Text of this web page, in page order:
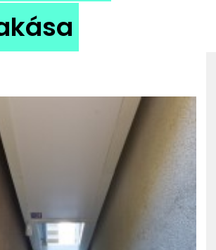
KULT
UTCA
ZENE
ADATKEZELÉSI TÁJÉKOZTATÓ